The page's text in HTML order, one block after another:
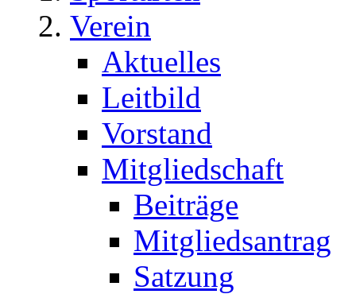
Verein
Aktuelles
Leitbild
Vorstand
Mitgliedschaft
Beiträge
Mitgliedsantrag
Satzung